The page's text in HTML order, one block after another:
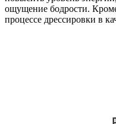
ощущение бодрости.
процессе дрессировки в